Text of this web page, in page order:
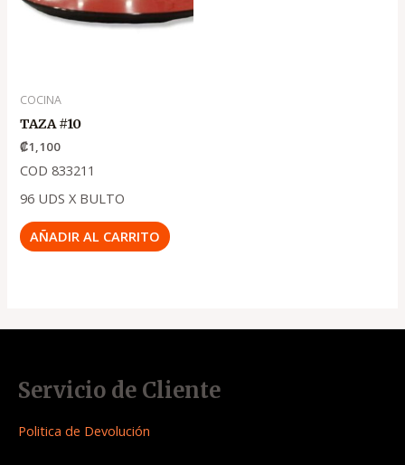
COCINA
TAZA #10
₡1,100
COD 833211
96 UDS X BULTO
AÑADIR AL CARRITO
Servicio de Cliente
Politica de Devolución